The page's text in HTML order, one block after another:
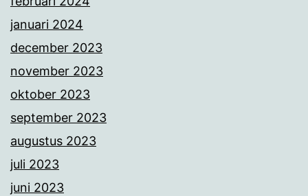
januari 2024
december 2023
november 2023
oktober 2023
september 2023
augustus 2023
juli 2023
juni 2023